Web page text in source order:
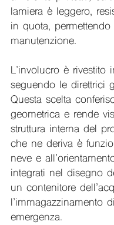
lamiera è leggero,
in quota,
manutenzione.
L’involucro è rivestito
seguendo le direttrici
Questa scelta
geometrica e rende
struttura interna del
che ne deriva è
neve e
integrati nel disegno
un contenitore
l’immagazzinamento
emergenza.